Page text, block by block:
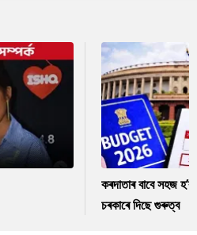
কৰদাতাৰ বাবে সহজ
চৰকাৰে দিছে গুৰুত্ব